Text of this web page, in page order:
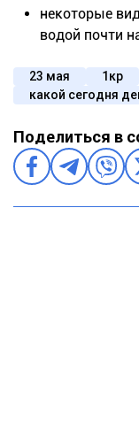
некоторые
водой почти
23 мая 1кр
какой сегодня
Поделиться в